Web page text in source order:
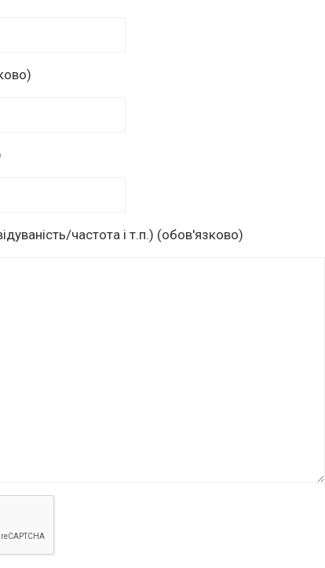
частота і т.п.) (обов'язково)